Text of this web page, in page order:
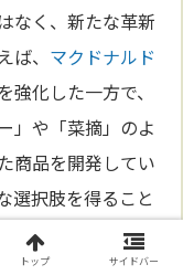
なく、新たな革新
、 マクドナルド
強化した一方で、
」や「菜摘」のよ
商品を開発してい
選択肢を得ること
している。この競
の誕生を促進して
トップ サイドバー